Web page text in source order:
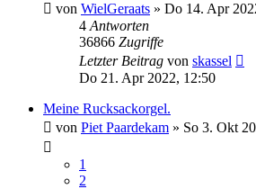
von WielGeraats » Do 14. Apr
4Antworten
36866 Zugriffe
Letzter Beitrag von skassel
Do 21. Apr 2022, 12:50
Meine Rucksackorgel.
von Piet Paardekam » So 3. Okt
1
2